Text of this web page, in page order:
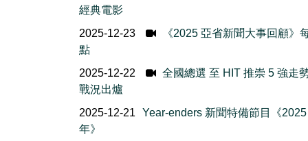
經典電影
2025-12-23
《2025 亞省新聞大事回顧》
點
2025-12-22
全國總選 至 HIT 推崇 5 強走
戰況出爐
2025-12-21
Year-enders 新聞特備節目《
年》